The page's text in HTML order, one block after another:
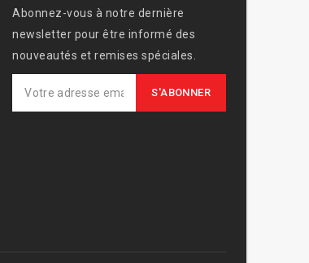
Abonnez-vous à notre dernière
newsletter pour être informé des
nouveautés et remises spéciales.